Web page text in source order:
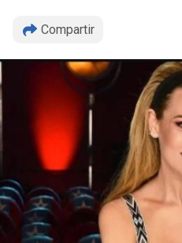
Compartir
Copiar